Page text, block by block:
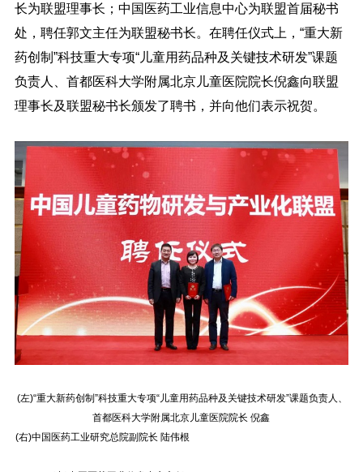
长为联盟理事长；中国医药工业信息中心为联盟首届秘书
处，聘任郭文主任为联盟秘书长。在聘任仪式上，“重大新
药创制”科技重大专项“儿童用药品种及关键技术研发”课题
负责人、首都医科大学附属北京儿童医院院长倪鑫向联盟
理事长及联盟秘书长颁发了聘书，并向他们表示祝贺。
(左)“重大新药创制”科技重大专项“儿童用药品种及关键技术研发”课题负责人、
首都医科大学附属北京儿童医院院长 倪鑫
(右)中国医药工业研究总院副院长 陆伟根